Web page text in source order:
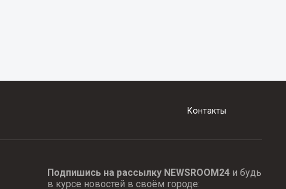
Контакты
Подпишись на рассылку NEWSROOM24и будь
в курсе новостей в своём городе: